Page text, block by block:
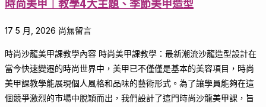
時尚美甲｜教學4大主題、季節美甲造型
17 5 月, 2026 尚無留言
時尚沙龍美甲課教學內容 時尚美甲課教學：最新潮流沙龍造型設計在
當今快速變遷的時尚世界中，美甲已不僅僅是基本的美容項目，時尚
美甲課教學能展現個人風格和品味的藝術形式。為了讓學員能夠在這
個競爭激烈的市場中脫穎而出，我們設計了這門時尚沙龍美甲課，旨